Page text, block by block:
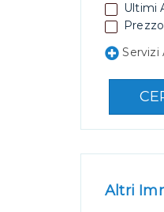
Ultimi
Servizi
Altri